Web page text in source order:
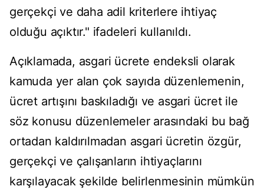
gerçekçi ve daha adil kriterlere ihtiyaç
olduğu açıktır." ifadeleri kullanıldı.
Açıklamada, asgari ücrete endeksli olarak
kamuda yer alan çok sayıda düzenlemenin,
ücret artışını baskıladığı ve asgari ücret ile
söz konusu düzenlemeler arasındaki bu bağ
ortadan kaldırılmadan asgari ücretin özgür,
gerçekçi ve çalışanların ihtiyaçlarını
karşılayacak şekilde belirlenmesinin mümkün